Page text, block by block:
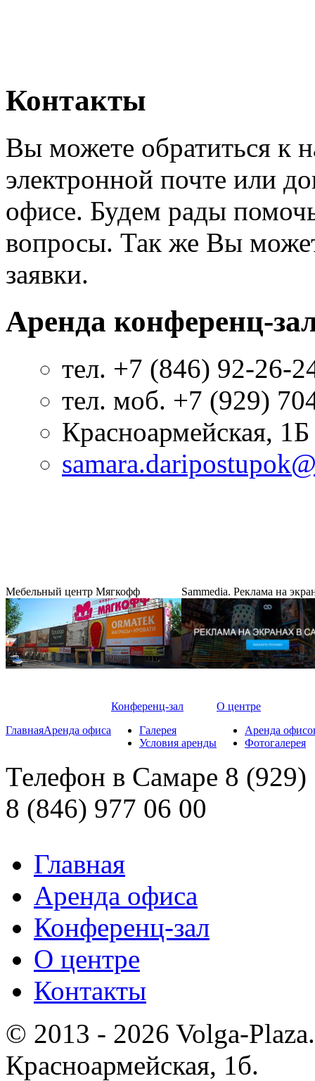
Контакты
Вы можете обратиться к
электронной почте или
офисе. Будем рады
вопросы. Так же Вы
заявки.
Аренда конференц-
тел. +7 (846) 92-26-
тел. моб. +7 (929)
Красноармейская, 1Б
Мебельный центр Мягкофф Sammedia. Реклама на
ГлавнаяАренда офиса
Конференц-зал
Галерея
Условия аренды
О центре
Аренда
Фотогалерея
Телефон в Самаре 8 (929)
8 (846) 977 06 00
Главная
Аренда офиса
Конференц-зал
О центре
Контакты
© 2013 - 2026 Volga-
Красноармейская, 1б.